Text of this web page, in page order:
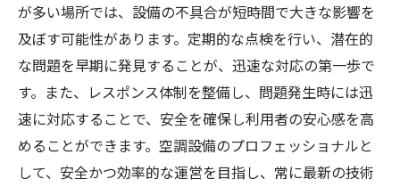
が多い場所では、設備の不具合が短時間で大きな影響を
及ぼす可能性があります。定期的な点検を行い、潜在的
な問題を早期に発見することが、迅速な対応の第一歩で
す。また、レスポンス体制を整備し、問題発生時には迅
速に対応することで、安全を確保し利用者の安心感を高
めることができます。空調設備のプロフェッショナルと
して、安全かつ効率的な運営を目指し、常に最新の技術